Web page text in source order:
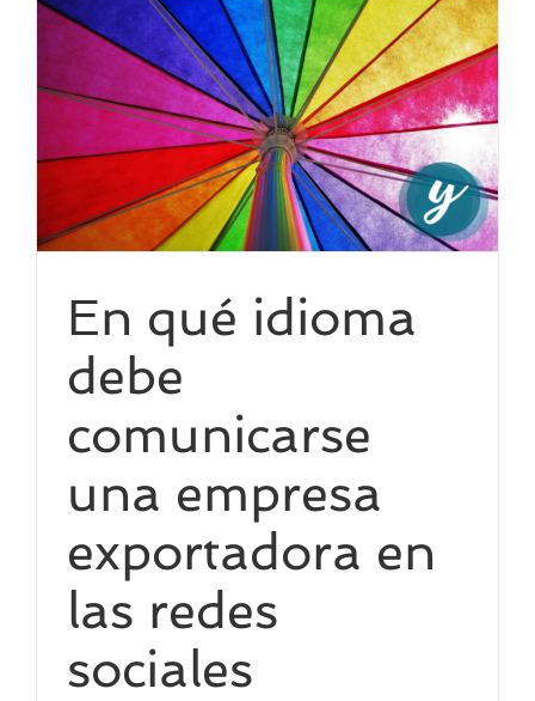
En qué idioma
debe
comunicarse
una empresa
exportadora en
las redes
sociales